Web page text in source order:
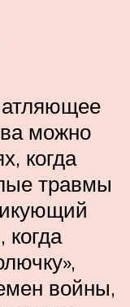
можно
когда
травмы
когда
войны,